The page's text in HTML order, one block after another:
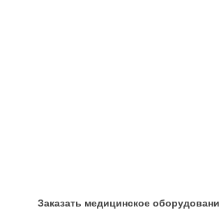
Заказать медицинское